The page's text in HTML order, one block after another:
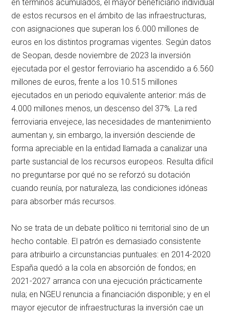
en términos acumulados, el mayor beneficiario individual
de estos recursos en el ámbito de las infraestructuras,
con asignaciones que superan los 6.000 millones de
euros en los distintos programas vigentes. Según datos
de Seopan, desde noviembre de 2023 la inversión
ejecutada por el gestor ferroviario ha ascendido a 6.560
millones de euros, frente a los 10.515 millones
ejecutados en un periodo equivalente anterior: más de
4.000 millones menos, un descenso del 37%. La red
ferroviaria envejece, las necesidades de mantenimiento
aumentan y, sin embargo, la inversión desciende de
forma apreciable en la entidad llamada a canalizar una
parte sustancial de los recursos europeos. Resulta difícil
no preguntarse por qué no se reforzó su dotación
cuando reunía, por naturaleza, las condiciones idóneas
para absorber más recursos.
No se trata de un debate político ni territorial sino de un
hecho contable. El patrón es demasiado consistente
para atribuirlo a circunstancias puntuales: en 2014-2020
España quedó a la cola en absorción de fondos; en
2021-2027 arranca con una ejecución prácticamente
nula; en NGEU renuncia a financiación disponible; y en el
mayor ejecutor de infraestructuras la inversión cae un